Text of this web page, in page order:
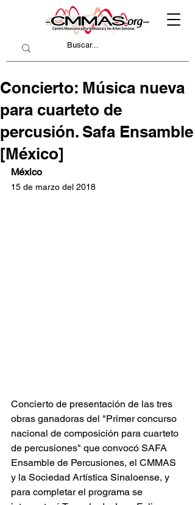
Concierto: Música nueva
para cuarteto de
percusión. Safa Ensamble
[México]
México
15 de marzo del 2018
Concierto de presentación de las tres
obras ganadoras del "Primer concurso
nacional de composición para cuarteto
de percusiones" que convocó SAFA
Ensamble de Percusiones, el CMMAS
y la Sociedad Artística Sinaloense, y
para completar el programa se